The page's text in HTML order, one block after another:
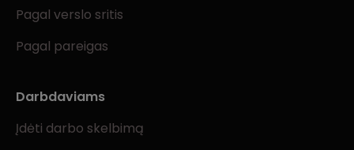
Pagal verslo sritis
Pagal pareigas
Darbdaviams
Įdėti darbo skelbimą